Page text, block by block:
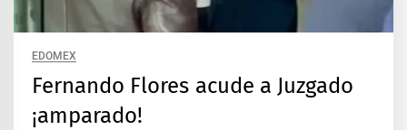
EDOMEX
Fernando Flores acude a Juzgado
¡amparado!